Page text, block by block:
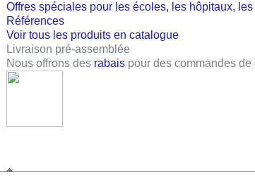
Offres spéciales pour les écoles, les hôpitaux,
Références
Voir tous les produits en catalogue
Livraison pré-assemblée
Nous offrons des rabais pour des commandes